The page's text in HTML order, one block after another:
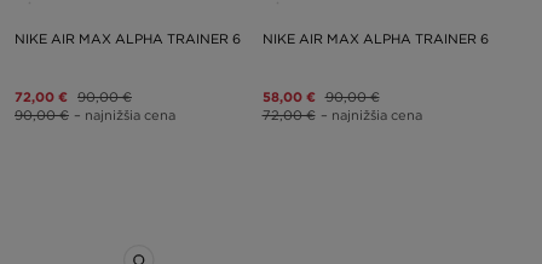
NIKE AIR MAX ALPHA TRAINER 6
72,00 € 90,00 €
90,00 € – najnižšia cena
NIKE AIR MAX ALPHA TRAINER 6
58,00 € 90,00 €
72,00 € – najnižšia cena